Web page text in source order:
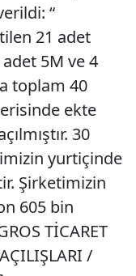
“
21 adet
5M ve 4
toplam 40
ekte
30
yurtiçinde
Şirketimizin
605 bin
TİCARET
/